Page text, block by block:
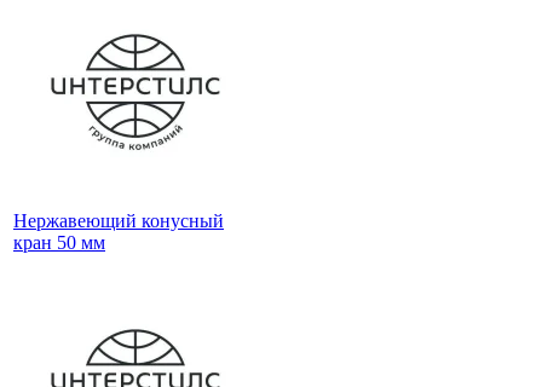
Нержавеющий конусный
кран 50 мм